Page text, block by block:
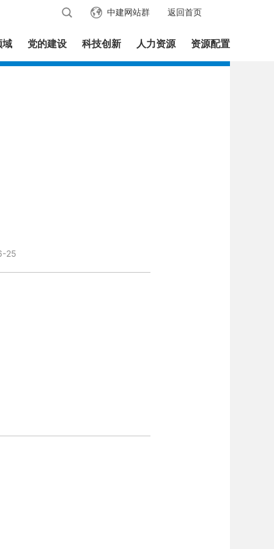
返回首页
中建网站群
域 党的建设 科技创新 人力资源 资源配置
25